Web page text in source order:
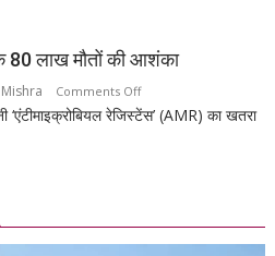
सुरक्षा
का
स्मार्ट
लाख मौतों की आशंका
Comments Offon
सुपरबग
रेजिस्टेंस’ (AMR) का खतरा